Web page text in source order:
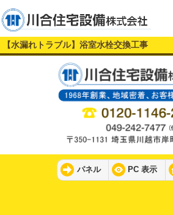
【水漏れトラブル】浴室水栓交換工事
パネル PC 表示